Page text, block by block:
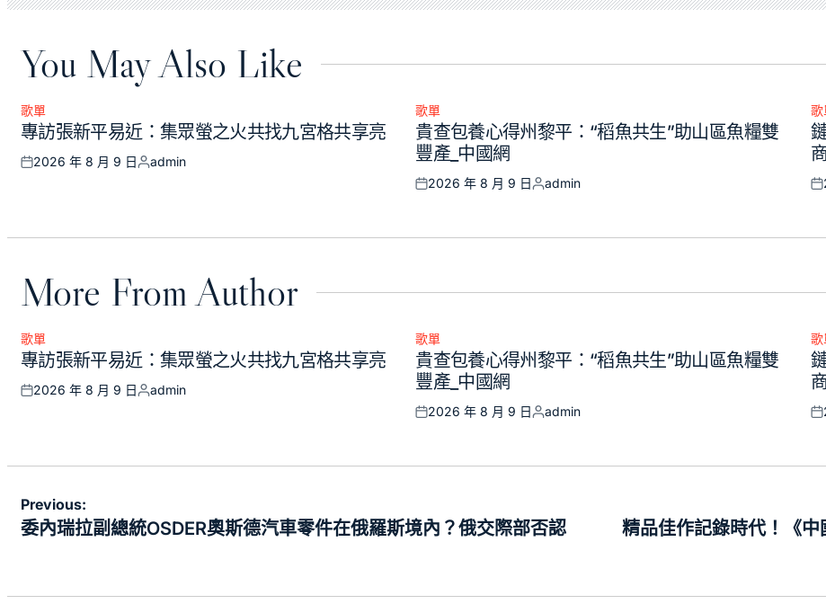
You May Also Like
Posted
in
歌單
專訪張新平易近：集眾螢之火共找九宮格共享亮
Posted
2026 年 8 月 9 日
Posted
admin
Posted
in
歌單
貴查包養心得州黎平：“稻魚共生”助山區魚糧雙
豐產_中國網
Posted
2026 年 8 月 9 日
Posted
admin
in
歌
More From Author
Posted
in
歌單
專訪張新平易近：集眾螢之火共找九宮格共享亮
Posted
2026 年 8 月 9 日
Posted
admin
Posted
in
歌單
貴查包養心得州黎平：“稻魚共生”助山區魚糧雙
豐產_中國網
Posted
2026 年 8 月 9 日
Posted
admin
in
歌
文
章
Previous:
委內瑞拉副總統OSDER奧斯德汽車零件在俄羅斯境內？俄交際部否認
精品佳作記錄時代！《